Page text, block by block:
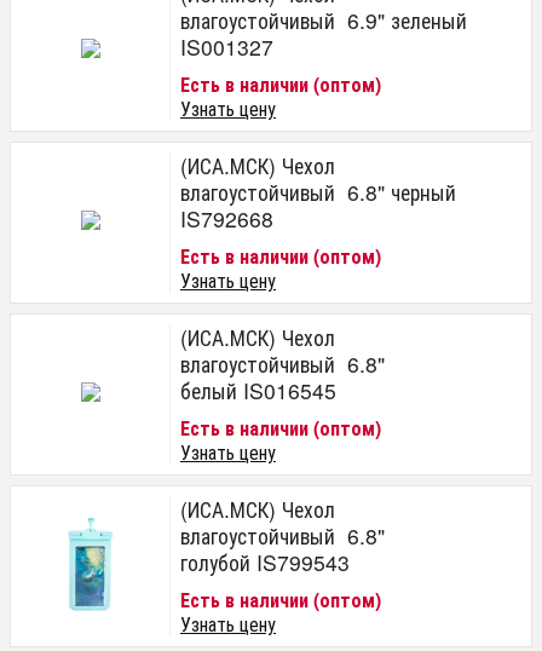
влагоустойчивый 6.9" зеленый
IS001327
Есть в наличии (оптом)
Узнать цену
(ИСА.МСК) Чехол
влагоустойчивый 6.8" черный
IS792668
Есть в наличии (оптом)
Узнать цену
(ИСА.МСК) Чехол
влагоустойчивый 6.8"
белый IS016545
Есть в наличии (оптом)
Узнать цену
(ИСА.МСК) Чехол
влагоустойчивый 6.8"
голубой IS799543
Есть в наличии (оптом)
Узнать цену